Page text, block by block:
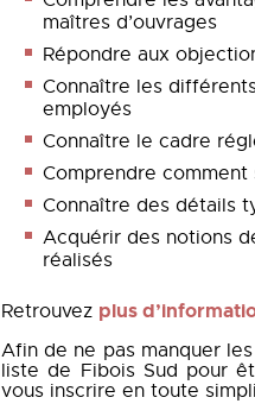
maîtres d’ouvrages
Répondre aux
Connaître les
employés
Connaître le cadre
Comprendre
Connaître des détails
Acquérir des notions
réalisés
Retrouvez plus
Afin de ne pas manquer
liste de Fibois Sud pour
vous inscrire en toute